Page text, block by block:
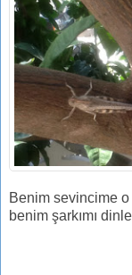
Benim sevincime o
benim şarkımı